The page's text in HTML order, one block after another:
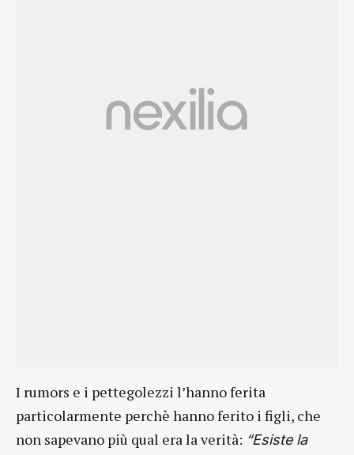
I rumors e i pettegolezzi l’hanno ferita
particolarmente perchè hanno ferito i figli, che
non sapevano più qual era la verità: “Esiste la